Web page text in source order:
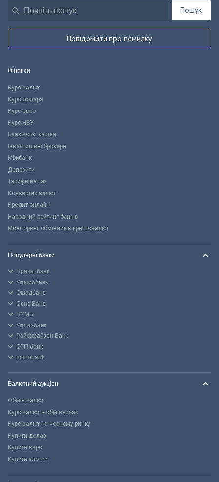
Пошук
Повідомити про помилку
Фінанси
Курс валют
Курс долара
Курс євро
Курс НБУ
Банківські картки
Інвестиційні брокери
Міжбанк
Депозити
Тарифи на газ
Конвертер валют
Кредит онлайн
Народний рейтинг банків
Моніторинг обмінників криптовалют
Популярні банки
Приватбанк
Укрсиббанк
Ощадбанк
Сенс Банк
ПУМБ
Укргазбанк
Райффайзен Банк
ОТП банк
monobank
Валютний аукціон
Обмін валют
Курс валют в обмінниках
Курс валют на чорному ринку
Купити долар
Купити євро
Купити злотий